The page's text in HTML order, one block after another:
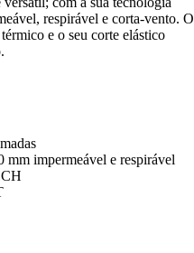
respirável e corta-vento. O
e o seu corte elástico
impermeável e respirável